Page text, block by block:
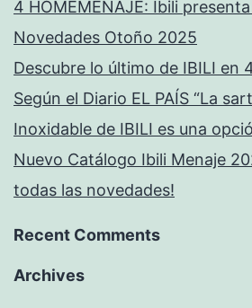
4 HOMEMENAJE: Ibili
Novedades Otoño 2025
Descubre lo último de IBILI en
Según el Diario EL PAÍS “La
Inoxidable de IBILI es una
Nuevo Catálogo Ibili Menaje
todas las novedades!
Recent Comments
Archives